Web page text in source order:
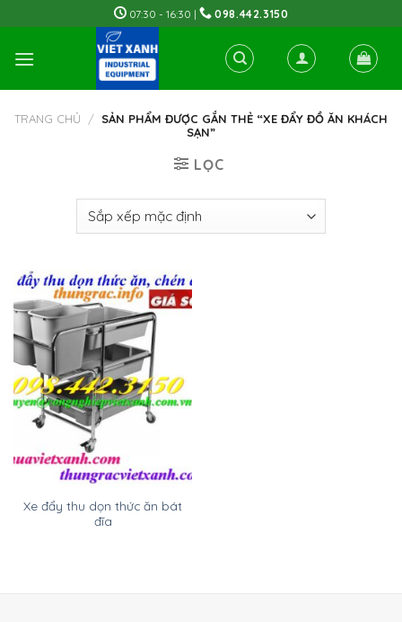
to
content
07:30 - 16:30 | 098.442.3150
TRANG CHỦ / SẢN PHẨM ĐƯỢC GẮN THẺ “XE ĐẨY ĐỒ ĂN KHÁCH
SẠN”
LỌC
Xe đẩy thu dọn thức ăn bát
đĩa